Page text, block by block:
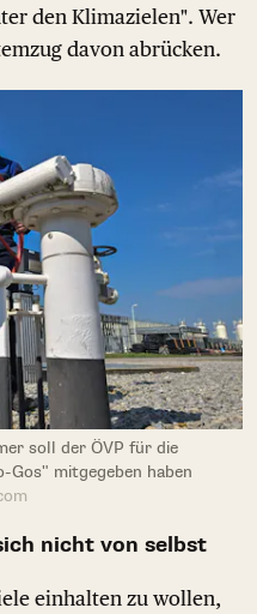
den Klimazielen". Wer
davon abrücken.
soll der ÖVP für die
Gos" mitgegeben haben
nicht von selbst
einhalten zu wollen,